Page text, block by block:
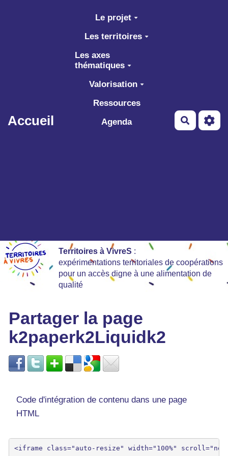
Aller au contenu principal
Accueil
Le projet
Les territoires
Les axes
thématiques
Valorisation
Ressources
Agenda
Territoires à VivreS :
expérimentations territoriales de coopérations
pour un accès digne à une alimentation de
qualité
Partager la page
k2paperk2Liquidk2
Code d'intégration de contenu dans une page
HTML